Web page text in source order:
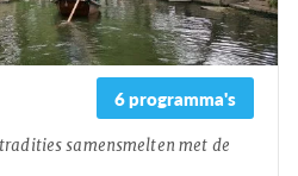
6 programma's
samensmelten met de